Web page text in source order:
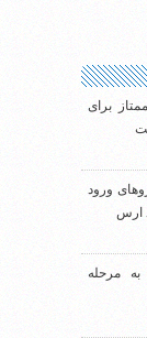
برای
ورود
ارس
به مرحله